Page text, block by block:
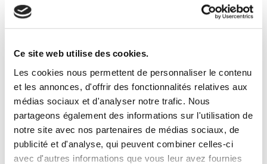
Ce site web utilise des cookies.
Les cookies nous permettent de personnaliser le contenu
et les annonces, d'offrir des fonctionnalités relatives aux
médias sociaux et d'analyser notre trafic. Nous
partageons également des informations sur l'utilisation de
notre site avec nos partenaires de médias sociaux, de
publicité et d'analyse, qui peuvent combiner celles-ci
avec d'autres informations que vous leur avez fournies
fonctionnement de ce site. Pour tous les autres types de
cookies, nous avons besoin de votre permission.
sont placés par les services tiers qui apparaissent sur nos
pages.
À tout moment, vous pouvez modifier ou retirer votre
consentement dès la Déclaration relative aux cookies sur
notre site web.